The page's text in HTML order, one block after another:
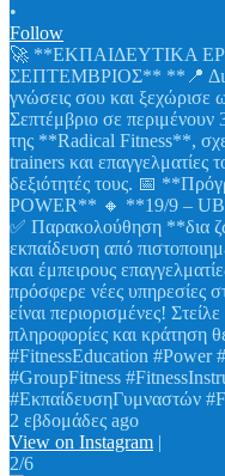
•
Follow
🚀 **ΕΚΠΑΙΔΕΥΤΙΚΑ
ΣΕΠΤΕΜΒΡΙΟΣ** **📍 Δια
γνώσεις σου και ξεχώρισε
Σεπτέμβριο σε περιμένουν
της **Radical Fitness**,
trainers και επαγγελματίες
δεξιότητές τους. 📅
POWER** 🔸 **19/9 –
✅ Παρακολούθηση **δια
εκπαίδευση από
και έμπειρους
πρόσφερε νέες υπηρεσίες
είναι περιορισμένες!
πληροφορίες και κράτηση
#FitnessEducation
#GroupFitness
#ΕκπαίδευσηΓυμναστών
2 εβδομάδες ago
View on Instagram |
2/6